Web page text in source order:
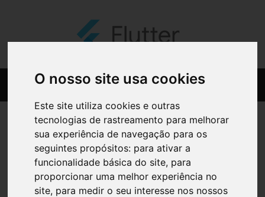
O nosso site usa cookies
Este site utiliza cookies e outras
tecnologias de rastreamento para melhorar
sua experiência de navegação para os
seguintes propósitos: para ativar a
funcionalidade básica do site, para
proporcionar uma melhor experiência no
site, para medir o seu interesse nos nossos